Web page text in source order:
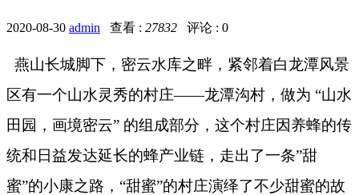
2020-08-30 admin 查看 : 27832 评论 : 0
燕山长城脚下，密云水库之畔，紧邻着白龙潭风景
区有一个山水灵秀的村庄——龙潭沟村，做为 “山水
田园，画境密云” 的组成部分，这个村庄因养蜂的传
统和日益发达延长的蜂产业链，走出了一条”甜
蜜”的小康之路，“甜蜜”的村庄演绎了不少甜蜜的故